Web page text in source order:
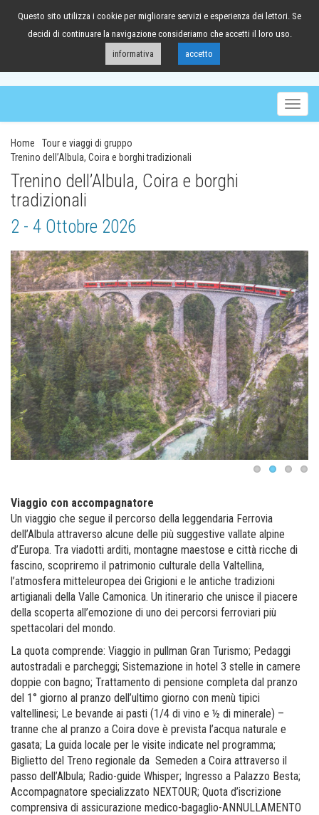
041/98.63.88
Home
Tour e viaggi di gruppo
Trenino dell’Albula, Coira e borghi tradizionali
Trenino dell’Albula, Coira e borghi
tradizionali
2 - 4 Ottobre 2026
Viaggio con accompagnatore
Un viaggio che segue il percorso della leggendaria Ferrovia
dell’Albula attraverso alcune delle più suggestive vallate alpine
d’Europa. Tra viadotti arditi, montagne maestose e città ricche di
fascino, scopriremo il patrimonio culturale della Valtellina,
l’atmosfera mitteleuropea dei Grigioni e le antiche tradizioni
artigianali della Valle Camonica. Un itinerario che unisce il piacere
della scoperta all’emozione di uno dei percorsi ferroviari più
spettacolari del mondo.
La quota comprende: Viaggio in pullman Gran Turismo; Pedaggi
autostradali e parcheggi; Sistemazione in hotel 3 stelle in camere
doppie con bagno; Trattamento di pensione completa dal pranzo
del 1° giorno al pranzo dell’ultimo giorno con menù tipici
valtellinesi; Le bevande ai pasti (1/4 di vino e ½ di minerale) –
tranne che al pranzo a Coira dove è prevista l’acqua naturale e
gasata; La guida locale per le visite indicate nel programma;
Biglietto del Treno regionale da Semeden a Coira attraverso il
passo dell’Albula; Radio-guide Whisper; Ingresso a Palazzo Besta;
Accompagnatore specializzato NEXTOUR; Quota d’iscrizione
comprensiva di assicurazione medico-bagaglio-ANNULLAMENTO
Questo sito utilizza i cookie per migliorare servizi e esperienza dei lettori. Se
decidi di continuare la navigazione consideriamo che accetti il loro uso.
informativa
accetto